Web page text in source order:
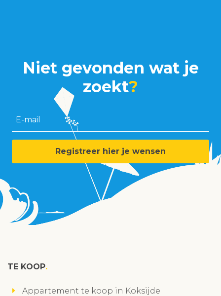
Niet gevonden wat je
zoekt?
E-mail
Registreer hier je wensen
TE KOOP
Appartement te koop in Koksijde